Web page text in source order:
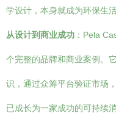
学设计，本身就成为环保生
从设计到商业成功 ：Pela
个完整的品牌和商业案例。
识，通过众筹平台验证市场
已成长为一家成功的可持续